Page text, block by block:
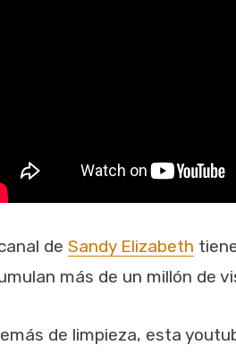
de Sandy Elizabeth
más de un millón de
de limpieza, esta